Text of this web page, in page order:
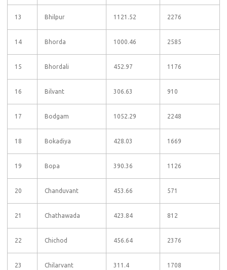
13 Bhilpur 1121.52 2276
14 Bhorda 1000.46 2585
15 Bhordali 452.97 1176
16 Bilvant 306.63 910
17 Bodgam 1052.29 2248
18 Bokadiya 428.03 1669
19 Bopa 390.36 1126
20 Chanduvant 453.66 571
21 Chathawada 423.84 812
22 Chichod 456.64 2376
23 Chilarvant 311.4 1708